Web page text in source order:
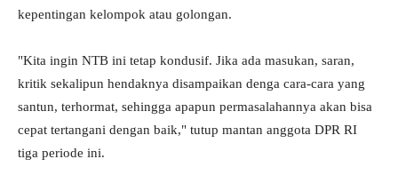
kepentingan kelompok atau golongan.
"Kita ingin NTB ini tetap kondusif. Jika ada masukan, saran,
kritik sekalipun hendaknya disampaikan denga cara-cara yang
santun, terhormat, sehingga apapun permasalahannya akan bisa
cepat tertangani dengan baik," tutup mantan anggota DPR RI
tiga periode ini.